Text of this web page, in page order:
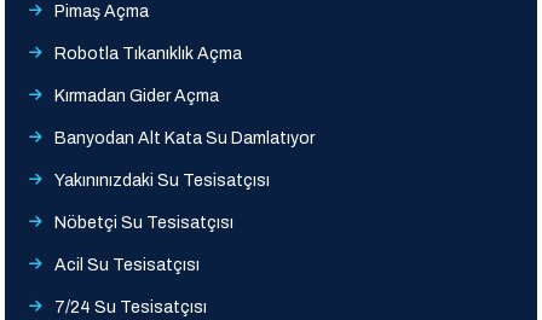
Pimaş Açma
Robotla Tıkanıklık Açma
Kırmadan Gider Açma
Banyodan Alt Kata Su Damlatıyor
Yakınınızdaki Su Tesisatçısı
Nöbetçi Su Tesisatçısı
Acil Su Tesisatçısı
7/24 Su Tesisatçısı